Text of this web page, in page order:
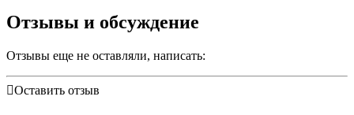
Отзывы и обсуждение
Отзывы еще не оставляли, написать:
Оставить отзыв